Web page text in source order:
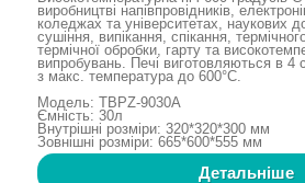
виробництві напівпровідників,
коледжах та університетах, наукових
сушіння, випікання, спікання,
термічної обробки, гарту та
випробувань. Печі виготовляються в 4
з макс. температура до 600°С.
Модель: TBPZ-9030A
Ємність: 30л
Внутрішні розміри: 320*320*300 мм
Зовнішні розміри: 665*600*555 мм
Детальніше